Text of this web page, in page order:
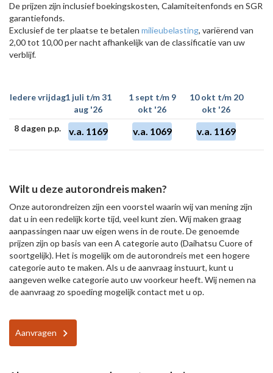
De prijzen zijn inclusief boekingskosten, Calamiteitenfonds en SGR
garantiefonds.
Exclusief de ter plaatse te betalen milieubelasting, variërend van
2,00 tot 10,00 per nacht afhankelijk van de classificatie van uw
verblijf.
Iedere vrijdag1 juli t/m 31
aug '26
1 sept t/m 9
okt '26
10 okt t/m 20
okt '26
8 dagen p.p.
v.a. 1169 v.a. 1069 v.a. 1169
Wilt u deze autorondreis maken?
Onze autorondreizen zijn een voorstel waarin wij van mening zijn
dat u in een redelijk korte tijd, veel kunt zien. Wij maken graag
aanpassingen naar uw eigen wens in de route. De genoemde
prijzen zijn op basis van een A categorie auto (Daihatsu Cuore of
soortgelijk). Het is mogelijk om de autorondreis met een hogere
categorie auto te maken. Als u de aanvraag instuurt, kunt u
aangeven welke categorie auto uw voorkeur heeft. Wij nemen na
de aanvraag zo spoeding mogelijk contact met u op.
Aanvragen